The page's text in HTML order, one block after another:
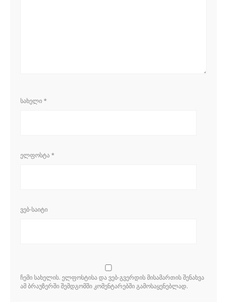
ᲡᲐᲮᲔᲚᲘ*
ᲔᲚᲤᲝᲡᲢᲐ*
ᲕᲔᲑ-ᲡᲐᲘᲢᲘ
ᲩᲔᲛᲘ ᲡᲐᲮᲔᲚᲘᲡ. ᲔᲚᲤᲝᲡᲢᲘᲡᲐ ᲓᲐ ᲕᲔᲑ-ᲒᲕᲔᲠᲓᲘᲡ ᲛᲘᲡᲐᲛᲐᲠᲗᲘᲡ ᲨᲔᲜᲐᲮᲕᲐ
ᲐᲛ ᲑᲠᲐᲣᲖᲔᲠᲨᲘ ᲨᲔᲛᲓᲒᲝᲛᲨᲘ ᲙᲝᲛᲔᲜᲢᲐᲠᲔᲑᲨᲘ ᲒᲐᲛᲝᲡᲐᲧᲔᲜᲔᲑᲚᲐᲓ.